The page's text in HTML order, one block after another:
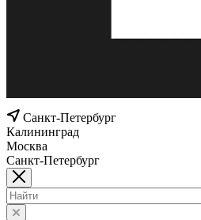
Санкт-Петербург
Калининград
Москва
Санкт-Петербург